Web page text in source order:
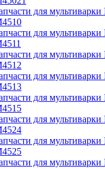
для
для
для
для
для
для
для
для